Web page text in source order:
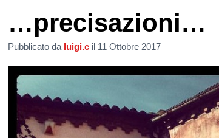
…precisazioni…
Pubblicato da luigi.c il 11 Ottobre 2017